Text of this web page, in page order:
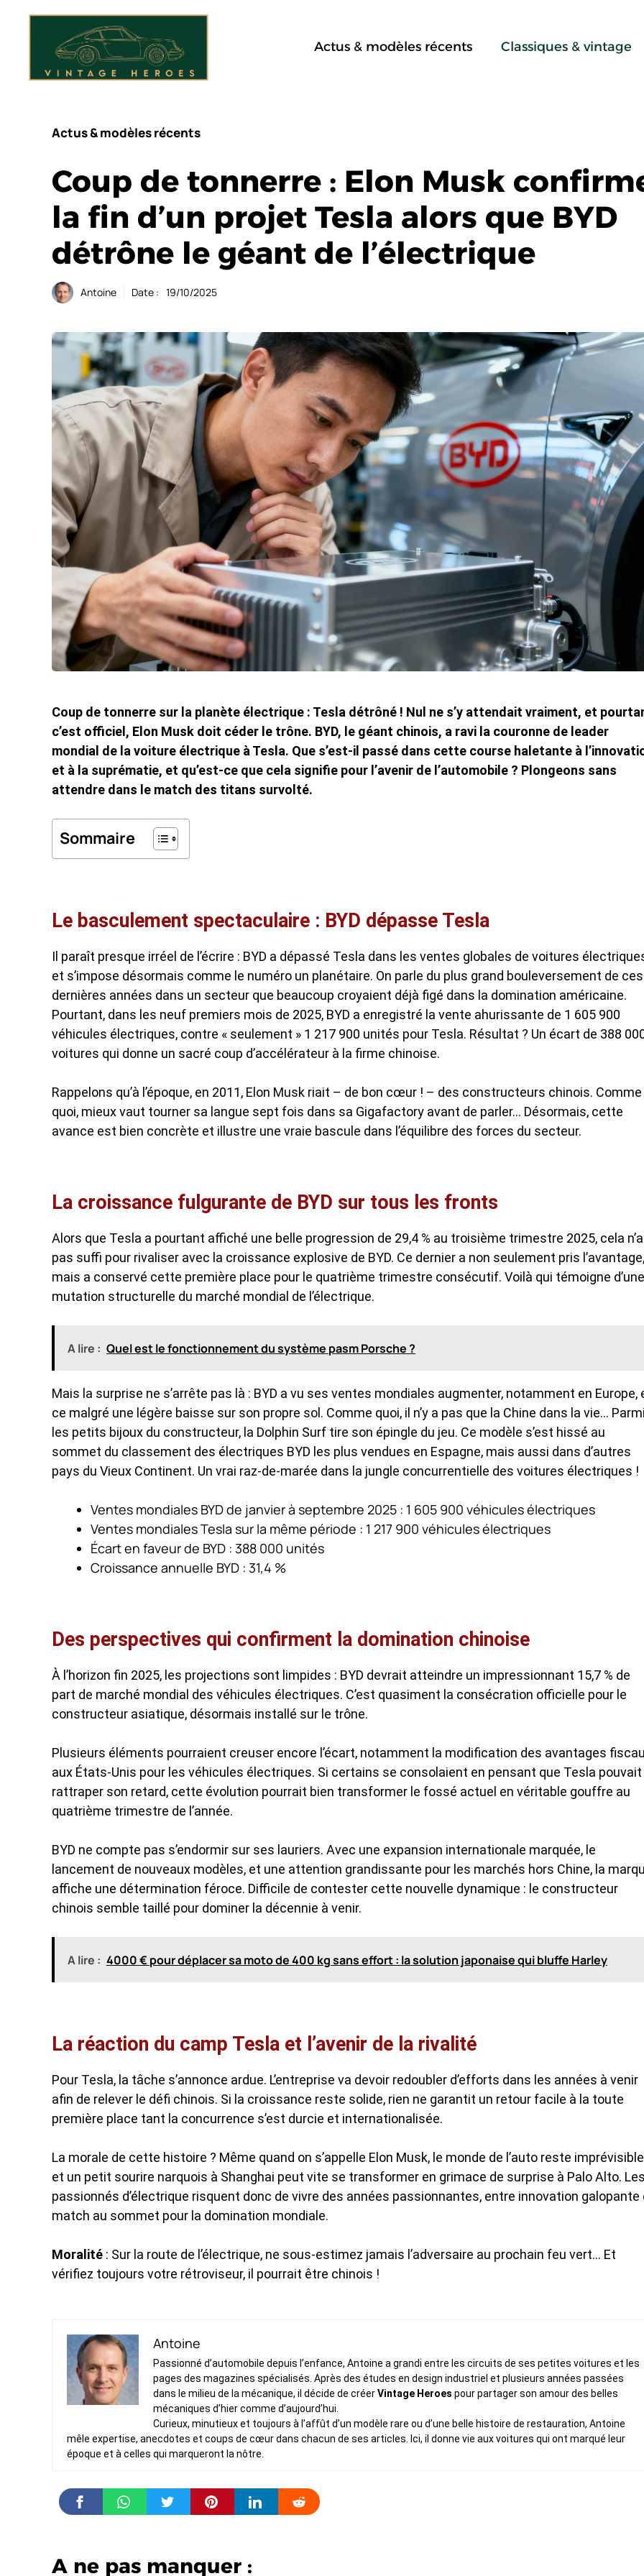
Actus & modèles récents Classiques & vintage
Actus & modèles récents
Coup de tonnerre : Elon Musk
la fin d’un projet Tesla alors que BYD
détrône le géant de l’électrique
Antoine Date : 19/10/2025
Coup de tonnerre sur la planète électrique : Tesla détrôné ! Nul ne s’y attendait vraiment, et
c’est officiel, Elon Musk doit céder le trône. BYD, le géant chinois, a ravi la couronne de leader
mondial de la voiture électrique à Tesla. Que s’est-il passé dans cette course haletante à
et à la suprématie, et qu’est-ce que cela signifie pour l’avenir de l’automobile ? Plongeons sans
attendre dans le match des titans survolté.
Sommaire
Le basculement spectaculaire : BYD dépasse Tesla
Il paraît presque irréel de l’écrire : BYD a dépassé Tesla dans les ventes globales de voitures
et s’impose désormais comme le numéro un planétaire. On parle du plus grand bouleversement de ces
dernières années dans un secteur que beaucoup croyaient déjà figé dans la domination américaine.
Pourtant, dans les neuf premiers mois de 2025, BYD a enregistré la vente ahurissante de 1 605 900
véhicules électriques, contre « seulement » 1 217 900 unités pour Tesla. Résultat ? Un écart de 388
voitures qui donne un sacré coup d’accélérateur à la firme chinoise.
Rappelons qu’à l’époque, en 2011, Elon Musk riait – de bon cœur ! – des constructeurs chinois. Comme
quoi, mieux vaut tourner sa langue sept fois dans sa Gigafactory avant de parler… Désormais, cette
avance est bien concrète et illustre une vraie bascule dans l’équilibre des forces du secteur.
La croissance fulgurante de BYD sur tous les fronts
Alors que Tesla a pourtant affiché une belle progression de 29,4 % au troisième trimestre 2025, cela n’a
pas suffi pour rivaliser avec la croissance explosive de BYD. Ce dernier a non seulement pris l’avantage,
mais a conservé cette première place pour le quatrième trimestre consécutif. Voilà qui témoigne d’une
mutation structurelle du marché mondial de l’électrique.
A lire : Quel est le fonctionnement du système pasm Porsche ?
Mais la surprise ne s’arrête pas là : BYD a vu ses ventes mondiales augmenter, notamment en Europe,
ce malgré une légère baisse sur son propre sol. Comme quoi, il n’y a pas que la Chine dans la vie…
les petits bijoux du constructeur, la Dolphin Surf tire son épingle du jeu. Ce modèle s’est hissé au
sommet du classement des électriques BYD les plus vendues en Espagne, mais aussi dans d’autres
pays du Vieux Continent. Un vrai raz-de-marée dans la jungle concurrentielle des voitures électriques !
Ventes mondiales BYD de janvier à septembre 2025 : 1 605 900 véhicules électriques
Ventes mondiales Tesla sur la même période : 1 217 900 véhicules électriques
Écart en faveur de BYD : 388 000 unités
Croissance annuelle BYD : 31,4 %
Des perspectives qui confirment la domination chinoise
À l’horizon fin 2025, les projections sont limpides : BYD devrait atteindre un impressionnant 15,7 % de
part de marché mondial des véhicules électriques. C’est quasiment la consécration officielle pour le
constructeur asiatique, désormais installé sur le trône.
Plusieurs éléments pourraient creuser encore l’écart, notamment la modification des avantages
aux États-Unis pour les véhicules électriques. Si certains se consolaient en pensant que Tesla pouvait
rattraper son retard, cette évolution pourrait bien transformer le fossé actuel en véritable gouffre au
quatrième trimestre de l’année.
BYD ne compte pas s’endormir sur ses lauriers. Avec une expansion internationale marquée, le
lancement de nouveaux modèles, et une attention grandissante pour les marchés hors Chine, la
affiche une détermination féroce. Difficile de contester cette nouvelle dynamique : le constructeur
chinois semble taillé pour dominer la décennie à venir.
A lire : 4000 € pour déplacer sa moto de 400 kg sans effort : la solution japonaise qui bluffe Harley
La réaction du camp Tesla et l’avenir de la rivalité
Pour Tesla, la tâche s’annonce ardue. L’entreprise va devoir redoubler d’efforts dans les années à venir
afin de relever le défi chinois. Si la croissance reste solide, rien ne garantit un retour facile à la toute
première place tant la concurrence s’est durcie et internationalisée.
La morale de cette histoire ? Même quand on s’appelle Elon Musk, le monde de l’auto reste
et un petit sourire narquois à Shanghai peut vite se transformer en grimace de surprise à Palo Alto.
passionnés d’électrique risquent donc de vivre des années passionnantes, entre innovation galopante
match au sommet pour la domination mondiale.
Moralité : Sur la route de l’électrique, ne sous-estimez jamais l’adversaire au prochain feu vert… Et
vérifiez toujours votre rétroviseur, il pourrait être chinois !
Antoine
Passionné d’automobile depuis l’enfance, Antoine a grandi entre les circuits de ses petites voitures et les
pages des magazines spécialisés. Après des études en design industriel et plusieurs années passées
dans le milieu de la mécanique, il décide de créerVintage Heroes pour partager son amour des belles
mécaniques d’hier comme d’aujourd’hui.
Curieux, minutieux et toujours à l’affût d’un modèle rare ou d’une belle histoire de restauration, Antoine
mêle expertise, anecdotes et coups de cœur dans chacun de ses articles. Ici, il donne vie aux voitures qui ont marqué leur
époque et à celles qui marqueront la nôtre.
A ne pas manquer :